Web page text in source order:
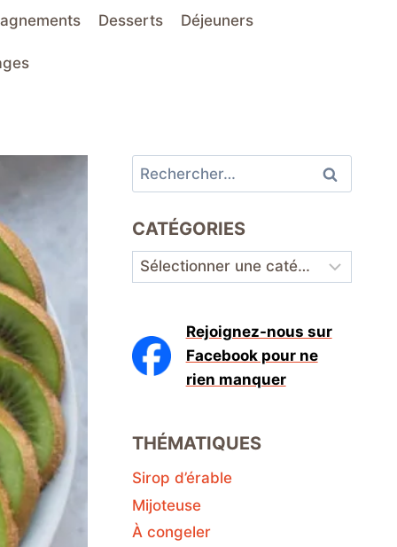
Desserts Déjeuners
Rechercher :
CATÉGORIES
Catégories
Rejoignez-nous sur
Facebook pour ne
rien manquer
THÉMATIQUES
Sirop d’érable
Mijoteuse
À congeler